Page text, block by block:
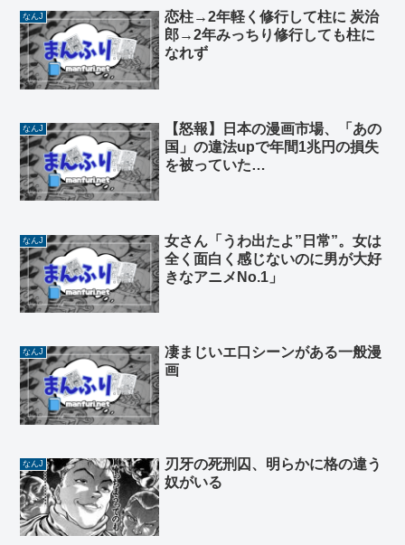
なんJ
恋柱→2年軽く修行して柱に 炭治
郎→2年みっちり修行しても柱に
なれず
なんJ
【怒報】日本の漫画市場、「あの
国」の違法upで年間1兆円の損失
を被っていた…
なんJ
女さん「うわ出たよ”日常”。女は
全く面白く感じないのに男が大好
きなアニメNo.1」
なんJ
凄まじいエ口シーンがある一般漫
画
なんJ
刃牙の死刑囚、明らかに格の違う
奴がいる